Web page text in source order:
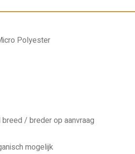
Polyester
/ breder op aanvraag
mogelijk